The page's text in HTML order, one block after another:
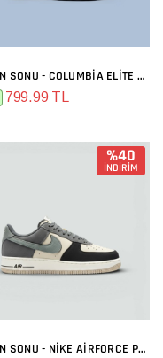
SEZON SONU - COLUMBIA ELITE SIYAH FÜME
799.99 TL
%40
İNDİRİM
SEZON SONU - NIKE AIRFORCE PREMIUM BEJ FÜME